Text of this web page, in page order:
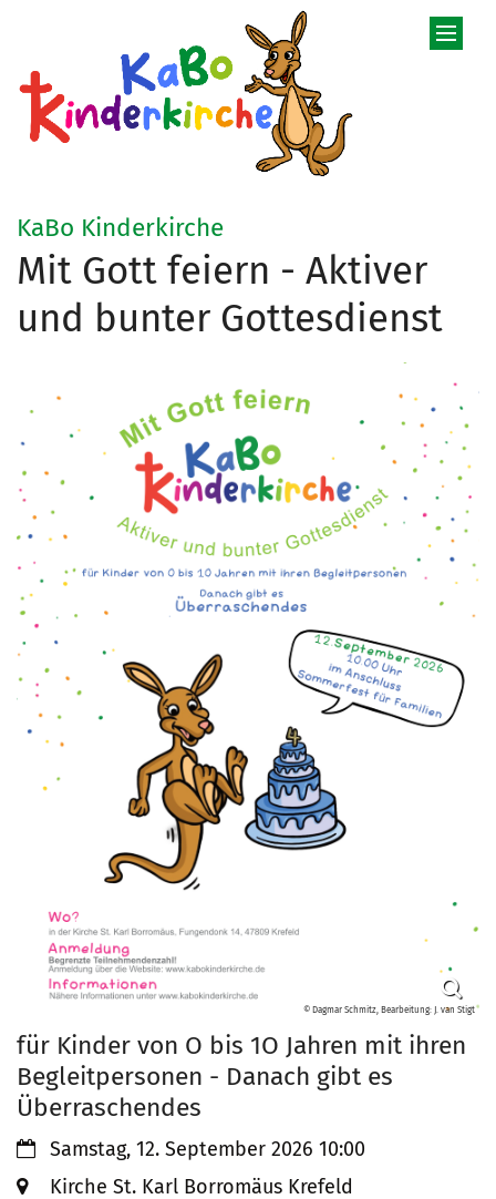
KaBo Kinderkirche:
Mit Gott feiern - Aktiver
und bunter Gottesdienst
© Dagmar Schmitz, Bearbeitung: J. van Stigt
für Kinder von O bis 1O Jahren mit ihren
Begleitpersonen - Danach gibt es
Überraschendes
Datum:Samstag, 12. September 2026 10:00
Ort: Kirche St. Karl Borromäus Krefeld